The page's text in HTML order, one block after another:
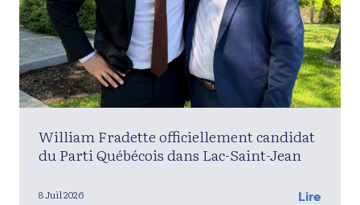
William Fradette officiellement candidat
du Parti Québécois dans Lac-Saint-Jean
8 Juil 2026 Lire